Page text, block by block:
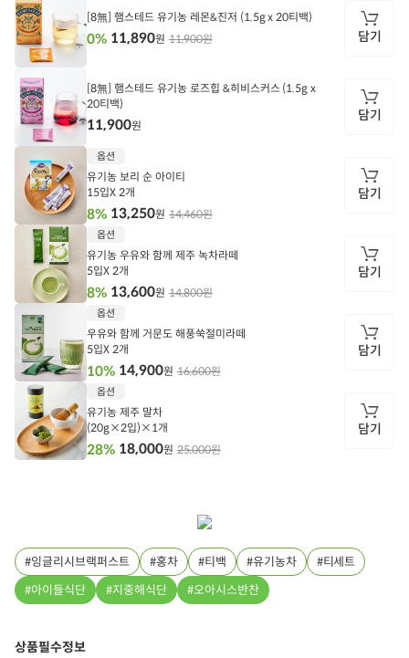
담
기
[8無] 햄스테드 유기농 레몬&진저 (1.5g x 20티백)
11,900원
0% 11,890원 담기
담
[8無] 햄스테드 유기농 로즈힙 &히비스커스 (1.5g x
20티백)
11,900원
담기
담
옵션
유기농 보리 순 아이티
15입X 2개
14,460원
8% 13,250원
담기
담
옵션
유기농 우유와 함께 제주 녹차라떼
5입X 2개
14,800원
8% 13,600원
담기
담
옵션
우유와 함께 거문도 해풍쑥절미라떼
5입X 2개
16,600원
10% 14,900원
담기
담
옵션
유기농 제주 말차
(20g×2입)×1개
25,000원
28% 18,000원
담기
잉글리시브랙퍼스트 홍차 티백 유기농차
티세트
아이들식단
지중해식단 오아시스반찬
상품필수정보